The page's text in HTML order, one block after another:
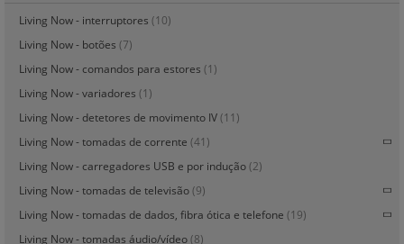
Living Now - interruptores (10)
Living Now - botões (7)
Living Now - comandos para estores (1)
Living Now - variadores (1)
Living Now - detetores de movimento IV(11)
Living Now - tomadas de corrente (41)
Living Now - carregadores USB e por indução(2)
Living Now - tomadas de televisão(9)
Living Now - tomadas de dados, fibra ótica e telefone (19)
Living Now - tomadas áudio/vídeo(8)